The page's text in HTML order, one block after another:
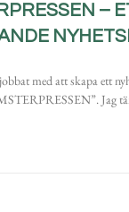
–
med att skapa ett
Jag